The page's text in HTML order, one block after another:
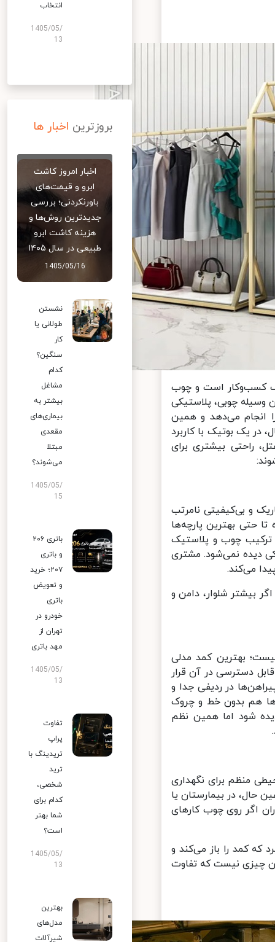
کسب‌وکار است و چوب
چوبی، پلاستیکی
انجام می‌دهد و همین
یک بوتیک با کاربرد
راحتی بیشتری برای
و بی‌کیفیتی نامرتب
حتی بهترین پارچه‌ها
چوب و پلاستیک
دیده نمی‌شود. مشتری
می‌کند.
بیشتر شلوار، دامن و
بهترین کمد مدلی
دسترسی در آن قرار
در ردیفی جدا و
هم بدون خط و چروک
شود اما همین نظم
منظم برای نگهداری
در بیمارستان یا
اگر روی چوب کارهای
کمد را باز می‌کند و
چیزی نیست که تفاوت
انتخاب
1405/05/
13
بروزترین اخبار ها
اخبار امروز کاشت
ابرو و قیمت‌های
باورنکردنی؛ بررسی
جدیدترین روش‌ها و
هزینه کاشت ابرو
طبیعی در سال ۱۴۰۵
1405/05/16
نشستن
طولانی یا
کار
سنگین؟
کدام
مشاغل
بیشتر به
بیماری‌های
مقعدی
مبتلا
می‌شوند؟
1405/05/
15
باتری ۲۰۶
و باتری
۲۰۷؛ خرید
و تعویض
باتری
خودرو در
تهران از
مهد باتری
1405/05/
13
تفاوت
پراپ
تریدینگ با
ترید
شخصی،
کدام برای
شما بهتر
است؟
1405/05/
13
بهترین
مدل‌های
شیرآلات